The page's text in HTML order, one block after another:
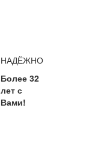
НАДЁЖНО
Более 32
лет с
Вами!